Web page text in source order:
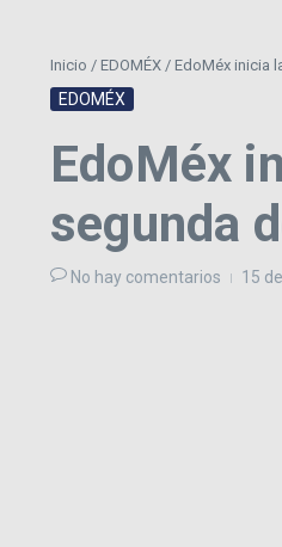
Inicio / EDOMÉX / EdoMéx inicia
EDOMÉX
EdoMéx
segunda
No hay comentarios 15